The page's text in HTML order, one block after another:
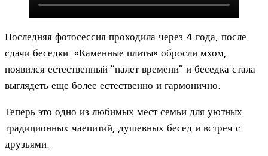
Последняя фотосессия проходила через 4 года, после
сдачи беседки. «Каменные плиты» обросли мхом,
появился естественный “налет времени” и беседка стала
выглядеть еще более естественно и гармонично.
Теперь это одно из любимых мест семьи для уютных
традиционных чаепитий, душевных бесед и встреч с
друзьями.